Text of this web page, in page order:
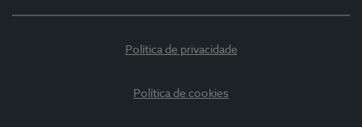
Política de privacidade
Política de cookies